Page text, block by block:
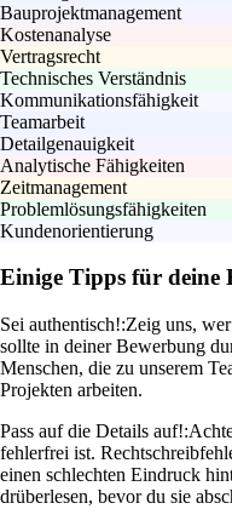
Bauprojektmanagement
Kostenanalyse
Vertragsrecht
Technisches Verständnis
Kommunikationsfähigkeit
Teamarbeit
Detailgenauigkeit
Analytische Fähigkeiten
Zeitmanagement
Problemlösungsfähigkeiten
Kundenorientierung
Einige Tipps für deine
Sei authentisch!:Zeig uns,
sollte in deiner Bewerbung
Menschen, die zu unserem
Projekten arbeiten.
Pass auf die Details auf!:
fehlerfrei ist.
einen schlechten Eindruck
drüberlesen, bevor du sie